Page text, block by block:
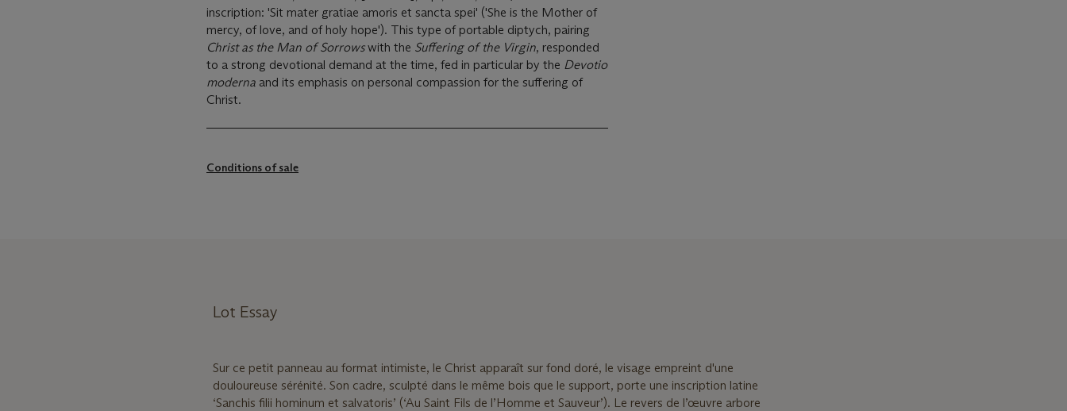
inscription: 'Sit mater gratiae amoris et sancta spei' ('She is the Mother of
mercy, of love, and of holy hope'). This type of portable diptych, pairing
Christ as the Man of Sorrowswith the Suffering of the Virgin, responded
to a strong devotional demand at the time, fed in particular by the Devotio
moderna and its emphasis on personal compassion for the suffering of
Christ.
Conditions of sale
Lot Essay
Sur ce petit panneau au format intimiste, le Christ apparaît sur fond doré, le visage empreint d'une
douloureuse sérénité. Son cadre, sculpté dans le même bois que le support, porte une inscription latine
‘Sanchis filii hominum et salvatoris’ (‘Au Saint Fils de l’Homme et Sauveur’). Le revers de l’œuvre arbore